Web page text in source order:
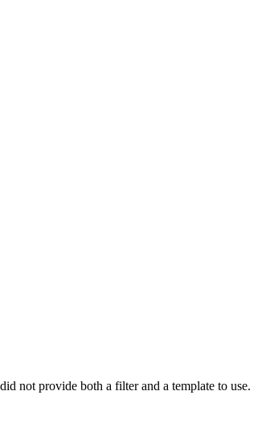
not provide both a filter and a template to use.